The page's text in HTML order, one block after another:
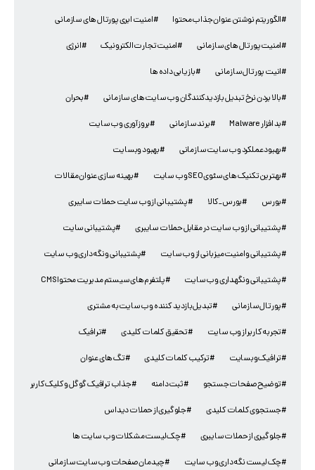
#الگوریتم نوشتن عنوان جذاب محتوا #امنیت ابری پورتال های سازمانی
#امنیت پورتال های سازمانی #امنیت تجارت الکترونیک #انرژی
#انیت پورتال سازمانی #بازیابی داده ها
#بالا بردن نرخ تبدیل بازدیدکنندگان وب سایت های سازمانی #بحران
#بد افزار Malware #برند سازمانی #بروزآوری وب سایت
#بهبود عملکرد وب سایت سازمانی #بهبود وبسایت
#بهترین تکنیک های سئوی SEO وب سایت #بهینه سازی عنوان مقالات
#بورس #بورس_کالا #پشتیبانی از وب سایت حملات سایبری
#پشتیبانی از وب سایت در مقابل حملات سایبری #پشتیبانی سایت
#پشتیبانی و امنیت میزبانی از وب سایت #پشتیبانی و نگه داری وب سایت
#پشتیبانی و نگهداری وب سایت #پلتفرم‌های سیستم مدیریت محتوا CMS
#پورتال سازمانی #تبدیل بازدید کننده وب سایت به مشتری
#تجربه کاربر از وب سایت #تحقیق کلمات کلیدی #ترافیک
#ترافیک وبسایت #ترکیب کلمات کلیدی #تگ های عنوان
#توضیح صفحات جستجو #ثبت دامنه #جذاب ترافیک گوگل و کلیک کاربر
#جستجوی کلمات کلیدی #جلوگیری از حملات دیداس
#جلوگیری از حملات سایبری #چک لیست مشکلات وب سایت ها
#چک لیست نگه داری وب سایت #چیدمان صفحات وب سایت سازمانی